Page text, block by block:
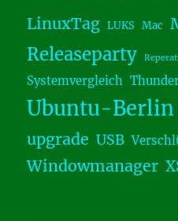
LinuxTag LUKS Mac
Releaseparty
Systemvergleich
Ubuntu-Berlin
upgrade USB
Windowmanager